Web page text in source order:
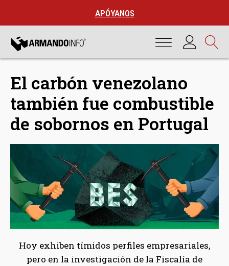
APÓYANOS
El carbón venezolano
también fue combustible
de sobornos en Portugal
Hoy exhiben tímidos perfiles empresariales,
pero en la investigación de la Fiscalía de